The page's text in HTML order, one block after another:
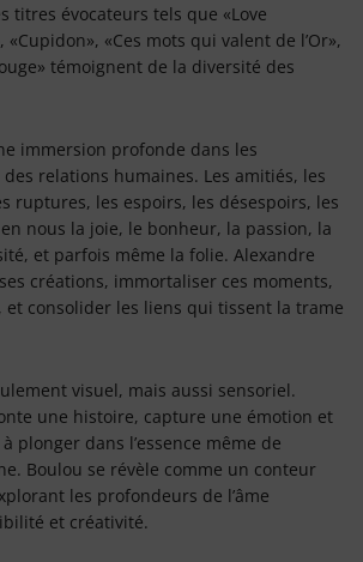
titres évocateurs tels que «Love
«Cupidon», «Ces mots qui valent de l’Or»,
témoignent de la diversité des
immersion profonde dans les
relations humaines. Les amitiés, les
ruptures, les espoirs, les désespoirs, les
nous la joie, le bonheur, la passion, la
et parfois même la folie. Alexandre
créations, immortaliser ces moments,
et consolider les liens qui tissent la trame
visuel, mais aussi sensoriel.
une histoire, capture une émotion et
plonger dans l’essence même de
Boulou se révèle comme un conteur
les profondeurs de l’âme
et créativité.